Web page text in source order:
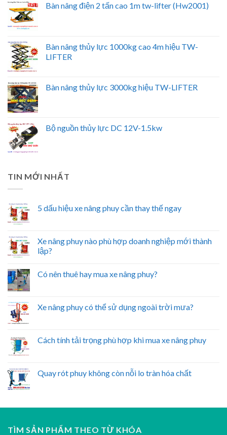
Bàn nâng điện 2 tấn cao 1m tw-lifter (Hw2001)
Bàn nâng thủy lực 1000kg cao 4m hiệu TW-
LIFTER
Bàn nâng thủy lực 3000kg hiệu TW-LIFTER
Bộ nguồn thủy lực DC 12V-1.5kw
TIN MỚI NHẤT
5 dấu hiệu xe nâng phuy cần thay thế ngay
Xe nâng phuy nào phù hợp doanh nghiệp mới thành
lập?
Có nên thuê hay mua xe nâng phuy?
Xe nâng phuy có thể sử dụng ngoài trời mưa?
Cách tính tải trọng phù hợp khi mua xe nâng phuy
Quay rót phuy không còn nỗi lo tràn hóa chất
TÌM SẢN PHẨM THEO TỪ KHÓA